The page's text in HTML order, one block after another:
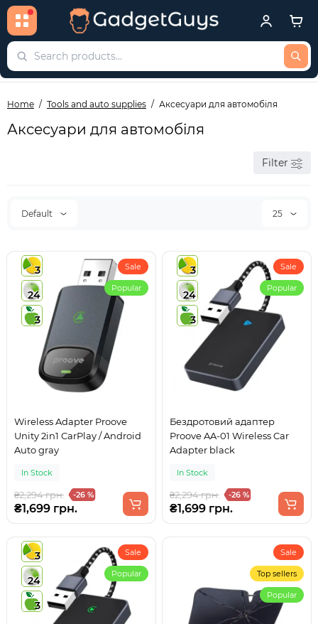
Home Tools and auto supplies Аксесуари для автомобіля
Аксесуари для автомобіля
Filter
Default 25
3
24
3
Sale
Popular
Wireless Adapter Proove
Unity 2in1 CarPlay / Android
Auto gray
In Stock
₴2,294 грн. -26 %
₴1,699 грн.
3
24
3
Sale
Popular
Бездротовий адаптер
Proove AA-01 Wireless Car
Adapter black
In Stock
₴2,294 грн. -26 %
₴1,699 грн.
3
24
3
Sale
Popular
Sale
Top sellers
Popular